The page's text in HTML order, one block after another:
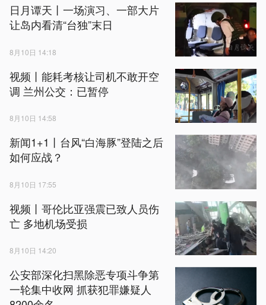
日月谭天丨一场演习、一部大片
让岛内看清“台独”末日
8月10日 14:18
视频丨能耗考核让司机不敢开空
调 兰州公交：已暂停
8月10日 14:58
新闻1+1丨台风“白海豚”登陆之后
如何应战？
8月10日 17:55
视频丨哥伦比亚强震已致人员伤
亡 多地机场受损
8月10日 14:20
公安部深化扫黑除恶专项斗争第
一轮集中收网 抓获犯罪嫌疑人